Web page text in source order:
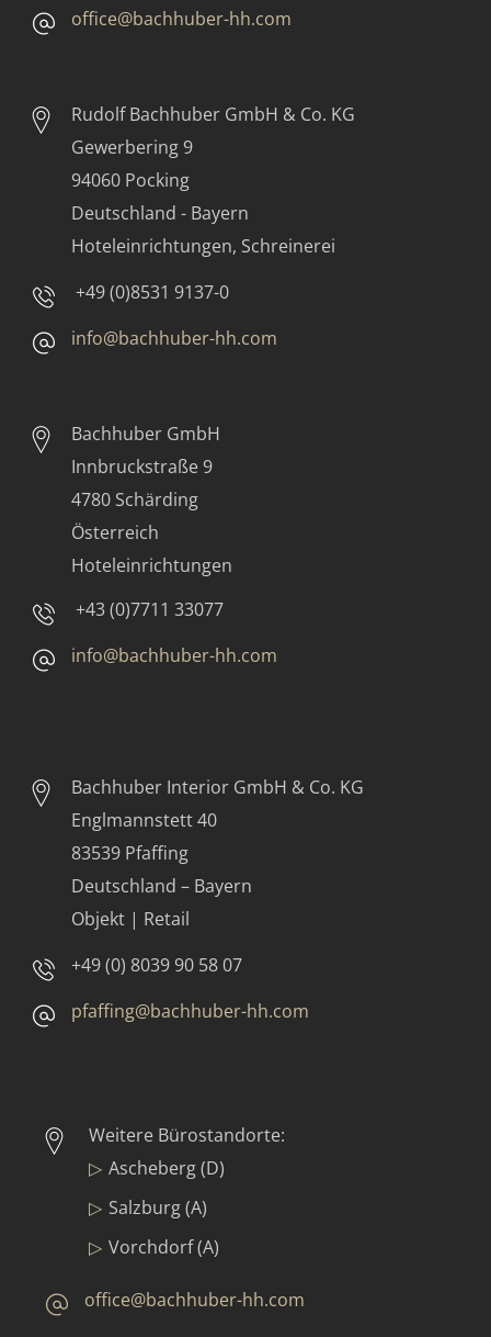
office@bachhuber-hh.com
Rudolf Bachhuber GmbH & Co. KG
Gewerbering 9
94060 Pocking
Deutschland - Bayern
Hoteleinrichtungen, Schreinerei
+49 (0)8531 9137-0
info@bachhuber-hh.com
Bachhuber GmbH
Innbruckstraße 9
4780 Schärding
Österreich
Hoteleinrichtungen
+43 (0)7711 33077
info@bachhuber-hh.com
Bachhuber Interior GmbH & Co. KG
Englmannstett 40
83539 Pfaffing
Deutschland – Bayern
Objekt | Retail
+49 (0) 8039 90 58 07
pfaffing@bachhuber-hh.com
Weitere Bürostandorte:
Ascheberg (D)
Salzburg (A)
Vorchdorf (A)
office@bachhuber-hh.com